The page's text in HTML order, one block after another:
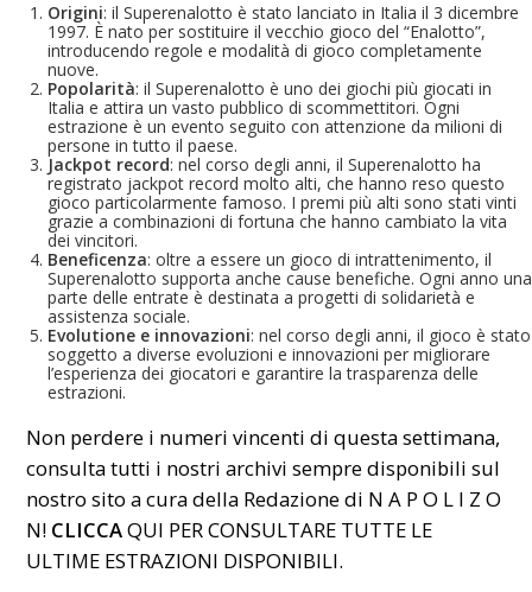
Origini: il Superenalotto è stato lanciato in Italia il 3 dicembre
1997. È nato per sostituire il vecchio gioco del “Enalotto”,
introducendo regole e modalità di gioco completamente
nuove.
Popolarità: il Superenalotto è uno dei giochi più giocati in
Italia e attira un vasto pubblico di scommettitori. Ogni
estrazione è un evento seguito con attenzione da milioni di
persone in tutto il paese.
Jackpot record: nel corso degli anni, il Superenalotto ha
registrato jackpot record molto alti, che hanno reso questo
gioco particolarmente famoso. I premi più alti sono stati vinti
grazie a combinazioni di fortuna che hanno cambiato la vita
dei vincitori.
Beneficenza: oltre a essere un gioco di intrattenimento, il
Superenalotto supporta anche cause benefiche. Ogni anno una
parte delle entrate è destinata a progetti di solidarietà e
assistenza sociale.
Evolutione e innovazioni: nel corso degli anni, il gioco è stato
soggetto a diverse evoluzioni e innovazioni per migliorare
l’esperienza dei giocatori e garantire la trasparenza delle
estrazioni.
Non perdere i numeri vincenti di questa settimana,
consulta tutti i nostri archivi sempre disponibili sul
nostro sito a cura della Redazione di N A P O L I Z O
N! CLICCAQUI PER CONSULTARE TUTTE LE
ULTIME ESTRAZIONI DISPONIBILI.